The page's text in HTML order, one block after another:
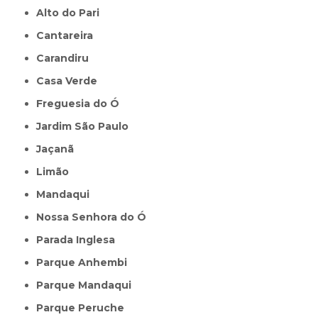
Alto do Pari
Cantareira
Carandiru
Casa Verde
Freguesia do Ó
Jardim São Paulo
Jaçanã
Limão
Mandaqui
Nossa Senhora do Ó
Parada Inglesa
Parque Anhembi
Parque Mandaqui
Parque Peruche